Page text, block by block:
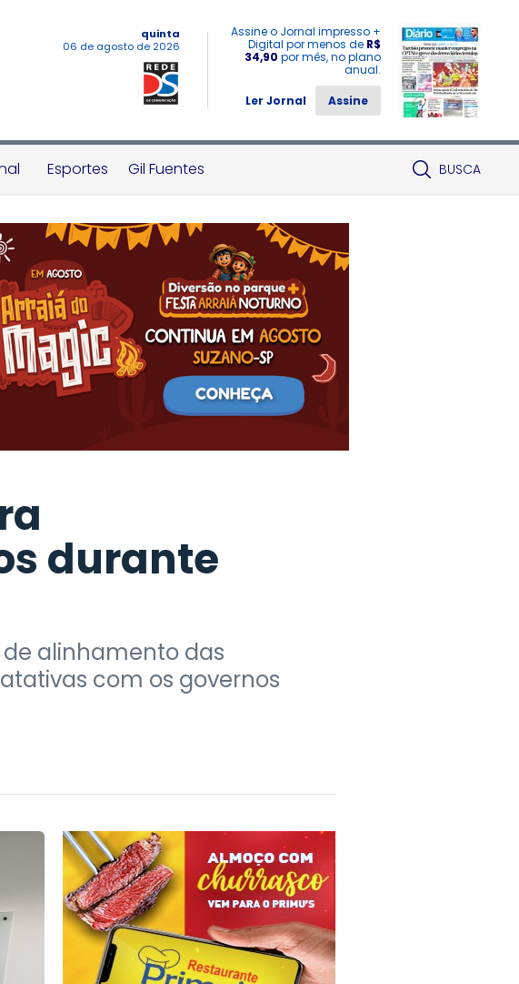
quinta
06 de agosto de 2026
Assine o Jornal impresso +
Digital por menos de R$
34,90 por mês, no plano
anual.
Ler Jornal
Assine
Esportes Gil Fuentes BUSCA
durante
alinhamento das
com os governos